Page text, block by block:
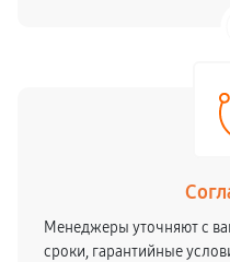
Менеджеры уточняют с
сроки, гарантийные